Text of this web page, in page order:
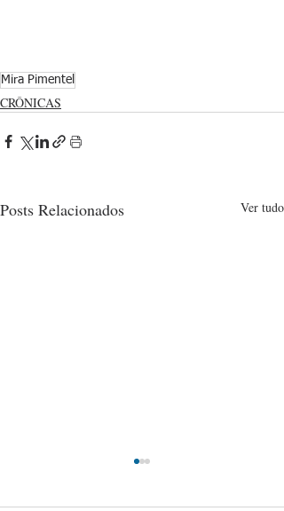
Mira Pimentel
CRÔNICAS
Posts Relacionados Ver tudo